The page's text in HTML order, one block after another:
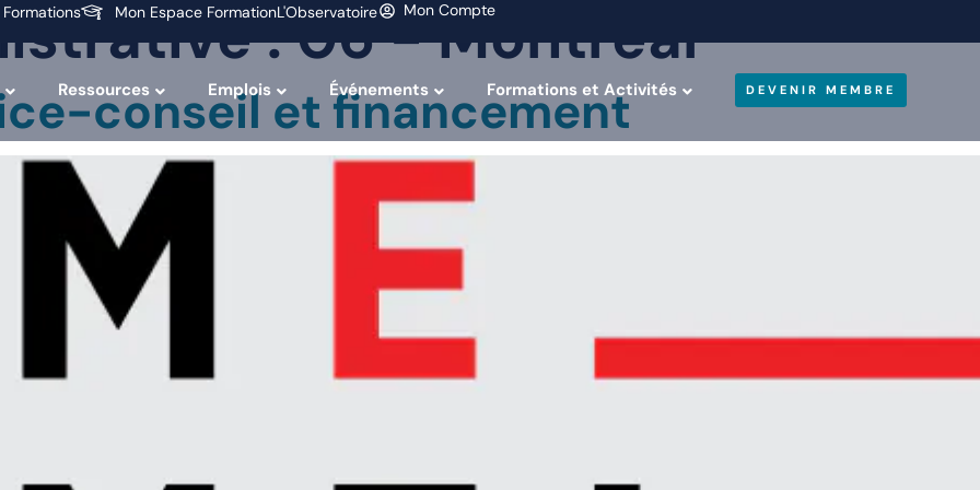
Mon Espace FormationL'Observatoire Mon Compte
Ressources Emplois Événements Formations et Activités DEVENIR MEMBRE
:06 - Montréal
conseil et financement